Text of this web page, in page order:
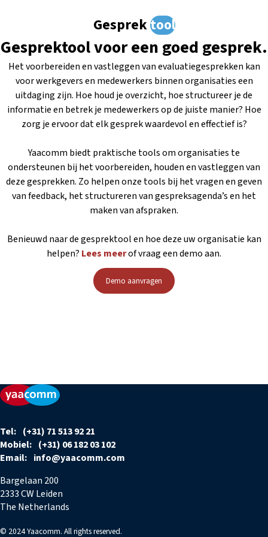
Gesprektool
Gesprektool voor een goed gesprek.
Het voorbereiden en vastleggen van evaluatiegesprekken kan
voor werkgevers en medewerkers binnen organisaties een
uitdaging zijn. Hoe houd je overzicht, hoe structureer je de
informatie en betrek je medewerkers op de juiste manier? Hoe
zorg je ervoor dat elk gesprek waardevol en effectief is?
Yaacomm biedt praktische tools om organisaties te
ondersteunen bij het voorbereiden, houden en vastleggen van
deze gesprekken. Zo helpen onze tools bij het vragen en geven
van feedback, het structureren van gespreksagenda’s en het
maken van afspraken.
Benieuwd naar de gesprektool en hoe deze uw organisatie kan
helpen? Lees meerof vraag een demo aan.
Demo aanvragen
Tel: (+31) 71 513 92 21
Mobiel: (+31) 06 182 03 102
Email: info@yaacomm.com
Bargelaan 200
2333 CW Leiden
The Netherlands
© 2024 Yaacomm. All rights reserved.